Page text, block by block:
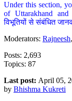
Under this section,
of Uttarakhand and
विभूतियों से संबंधित
Moderators: Rajneesh,
Posts: 2,693
Topics: 87
Last post: April 05,
by Bhishma Kukreti